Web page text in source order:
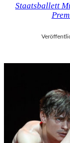
Staatsballett